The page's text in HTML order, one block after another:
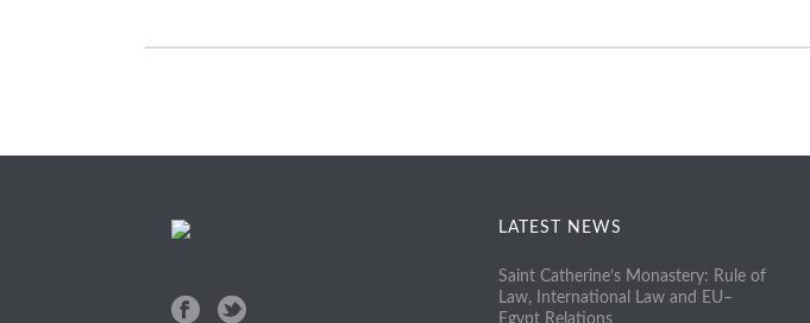
LATEST NEWS
Saint Catherine’s Monastery: Rule of
Law, International Law and EU–
Egypt Relations